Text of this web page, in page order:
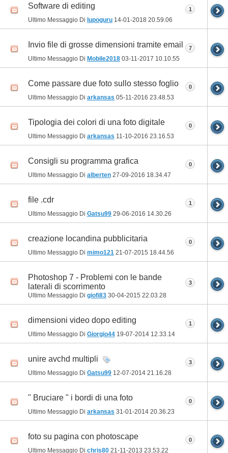
Software di editing
Ultimo Messaggio Di lupoguru 14-01-2018 20.59.06
1
Invio file di grosse dimensioni tramite email
Ultimo Messaggio Di Mobile2018 03-11-2017 10.10.55
7
Come passare due foto sullo stesso foglio
Ultimo Messaggio Di arkansas 05-11-2016 23.48.53
0
Tipologia dei colori di una foto digitale
Ultimo Messaggio Di arkansas 11-10-2016 23.16.53
0
Consigli su programma grafica
Ultimo Messaggio Di alberten 27-09-2016 18.34.47
0
file .cdr
Ultimo Messaggio Di Gatsu99 29-06-2016 14.30.26
1
creazione locandina pubblicitaria
Ultimo Messaggio Di mimo121 21-07-2015 18.44.56
0
Photoshop 7 - Problemi con le bande
laterali di scorrimento
Ultimo Messaggio Di giofi83 30-04-2015 22.03.28
3
dimensioni video dopo editing
Ultimo Messaggio Di Giorgio44 19-07-2014 12.33.14
1
unire avchd multipli
Ultimo Messaggio Di Gatsu99 12-07-2014 21.16.28
3
" Bruciare " i bordi di una foto
Ultimo Messaggio Di arkansas 31-01-2014 20.36.23
0
foto su pagina con photoscape
Ultimo Messaggio Di chris80 21-11-2013 23.53.22
0